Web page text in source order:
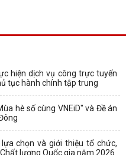
hiện dịch vụ công trực tuyến
tục hành chính tập trung
hè số cùng VNEiD" và Đề án
chọn và giới thiệu tổ chức,
lượng Quốc gia năm 2026